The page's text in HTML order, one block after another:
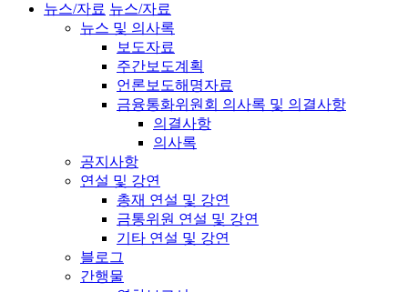
뉴스/자료 뉴스/자료
뉴스 및 의사록
보도자료
주간보도계획
언론보도해명자료
금융통화위원회 의사록 및 의결사항
의결사항
의사록
공지사항
연설 및 강연
총재 연설 및 강연
금통위원 연설 및 강연
기타 연설 및 강연
블로그
간행물